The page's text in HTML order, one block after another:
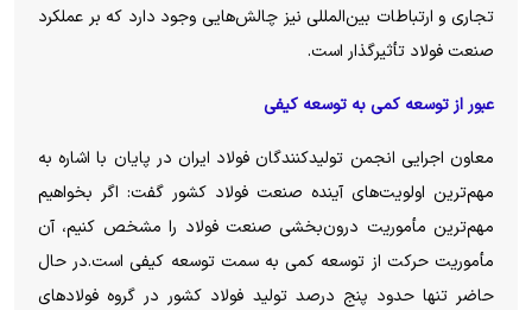
تجاری و ارتباطات بین‌المللی نیز چالش‌هایی وجود دارد که بر عملکرد
صنعت فولاد تأثیرگذار است.
عبور از توسعه کمی به توسعه کیفی
معاون اجرایی انجمن تولیدکنندگان فولاد ایران در پایان با اشاره به
مهم‌ترین اولویت‌های آینده صنعت فولاد کشور گفت: اگر بخواهیم
مهم‌ترین مأموریت درون‌بخشی صنعت فولاد را مشخص کنیم، آن
مأموریت حرکت از توسعه کمی به سمت توسعه کیفی است.در حال
حاضر تنها حدود پنج درصد تولید فولاد کشور در گروه فولاد‌های